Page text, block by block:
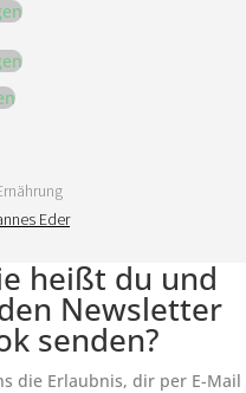
Eder
heißt du und
Newsletter
senden?
die Erlaubnis, dir per E-Mail